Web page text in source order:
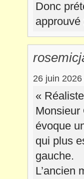
Donc
26 juin
«
Monsieur
évoque
qui plus
gauche.
L’ancien